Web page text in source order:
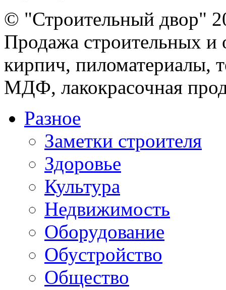
© "Строительный двор"
Продажа строительных и
кирпич, пиломатериалы,
МДФ, лакокрасочная
Разное
Заметки строителя
Здоровье
Культура
Недвижимость
Оборудование
Обустройство
Общество